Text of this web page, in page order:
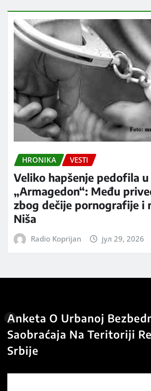
HRONIKA VESTI
Veliko hapšenje pedofila
„Armagedon“: Među
zbog dečije pornografije i
Niša
Radio Koprijan јул 29, 2026
Anketa O Urbanoj
Saobraćaja Na Teritoriji
Srbije